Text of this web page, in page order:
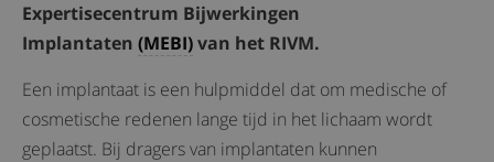
Expertisecentrum Bijwerkingen
Implantaten (MEBI)van het RIVM.
Een implantaat is een hulpmiddel dat om medische of
cosmetische redenen lange tijd in het lichaam wordt
geplaatst. Bij dragers van implantaten kunnen